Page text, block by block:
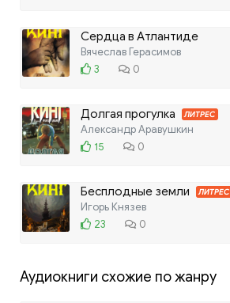
Сердца в Атлантиде
Вячеслав Герасимов
3
0
Долгая прогулка ЛИТРЕС
Александр Аравушкин
15
0
Бесплодные земли ЛИТРЕС
Игорь Князев
23
0
Аудиокниги схожие по жанру